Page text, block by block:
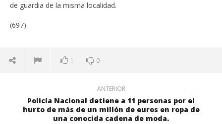
de guardia de la misma localidad.
(697)
1 0
ANTERIOR
Policía Nacional detiene a 11 personas por el
hurto de más de un millón de euros en ropa de
una conocida cadena de moda.